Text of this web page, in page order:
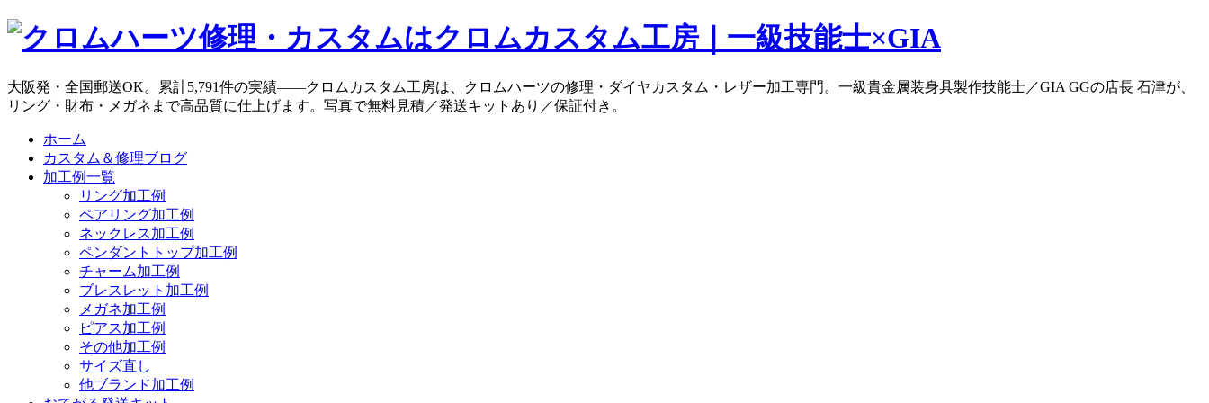
大阪発・全国郵送OK。累計5,791件の実績——クロムカスタム工房は、クロムハーツの修理・ダイヤカスタム・レザー加工専門。一級貴金属装身具製作技能士／GIA GGの店長 石津が、
リング・財布・メガネまで高品質に仕上げます。写真で無料見積／発送キットあり／保証付き。
ホーム
カスタム＆修理ブログ
加工例一覧
リング加工例
ペアリング加工例
ネックレス加工例
ペンダントトップ加工例
チャーム加工例
ブレスレット加工例
メガネ加工例
ピアス加工例
その他加工例
サイズ直し
他ブランド加工例